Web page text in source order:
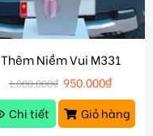
Thêm Niềm Vui M331
1.000.000₫ 950.000₫
Chi tiết
Giỏ hàng